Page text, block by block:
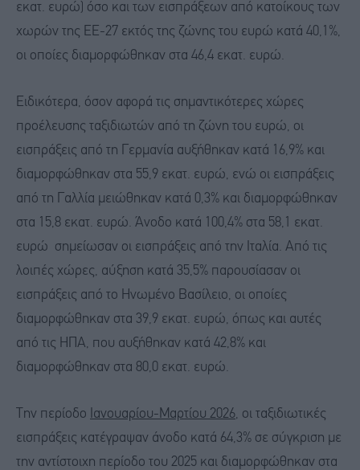
εκατ. ευρώ) όσο και των εισπράξεων από κατοίκους των
χωρών της ΕΕ-27 εκτός της ζώνης του ευρώ κατά 40,1%,
οι οποίες διαμορφώθηκαν στα 46,4 εκατ. ευρώ.
Ειδικότερα, όσον αφορά τις σημαντικότερες χώρες
προέλευσης ταξιδιωτών από τη ζώνη του ευρώ, οι
εισπράξεις από τη Γερμανία αυξήθηκαν κατά 16,9% και
διαμορφώθηκαν στα 55,9 εκατ. ευρώ, ενώ οι εισπράξεις
από τη Γαλλία μειώθηκαν κατά 0,3% και διαμορφώθηκαν
στα 15,8 εκατ. ευρώ. Άνοδο κατά 100,4% στα 58,1 εκατ.
ευρώ σημείωσαν οι εισπράξεις από την Ιταλία. Από τις
λοιπές χώρες, αύξηση κατά 35,5% παρουσίασαν οι
εισπράξεις από το Ηνωμένο Βασίλειο, οι οποίες
διαμορφώθηκαν στα 39,9 εκατ. ευρώ, όπως και αυτές
από τις ΗΠΑ, που αυξήθηκαν κατά 42,8% και
διαμορφώθηκαν στα 80,0 εκατ. ευρώ.
Την περίοδο Ιανουαρίου-Μαρτίου 2026, οι ταξιδιωτικές
εισπράξεις κατέγραψαν άνοδο κατά 64,3% σε σύγκριση με
την αντίστοιχη περίοδο του 2025 και διαμορφώθηκαν στα